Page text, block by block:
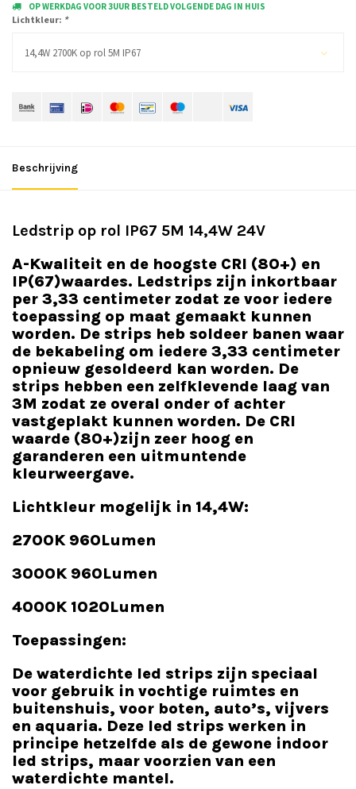
OP WERKDAG VOOR 3UUR BESTELD VOLGENDE DAG IN HUIS
Lichtkleur: *
14,4W 2700K op rol 5M IP67
Beschrijving
Ledstrip op rol IP67 5M 14,4W 24V
A-Kwaliteit en de hoogste CRI (80+) en
IP(67)waardes. Ledstrips zijn inkortbaar
per 3,33 centimeter zodat ze voor iedere
toepassing op maat gemaakt kunnen
worden. De strips heb soldeer banen waar
de bekabeling om iedere 3,33 centimeter
opnieuw gesoldeerd kan worden. De
strips hebben een zelfklevende laag van
3M zodat ze overal onder of achter
vastgeplakt kunnen worden. De CRI
waarde (80+)zijn zeer hoog en
garanderen een uitmuntende
kleurweergave.
Lichtkleur mogelijk in 14,4W:
2700K 960Lumen
3000K 960Lumen
4000K 1020Lumen
Toepassingen:
De waterdichte led strips zijn speciaal
voor gebruik in vochtige ruimtes en
buitenshuis, voor boten, auto’s, vijvers
en aquaria. Deze led strips werken in
principe hetzelfde als de gewone indoor
led strips, maar voorzien van een
waterdichte mantel.